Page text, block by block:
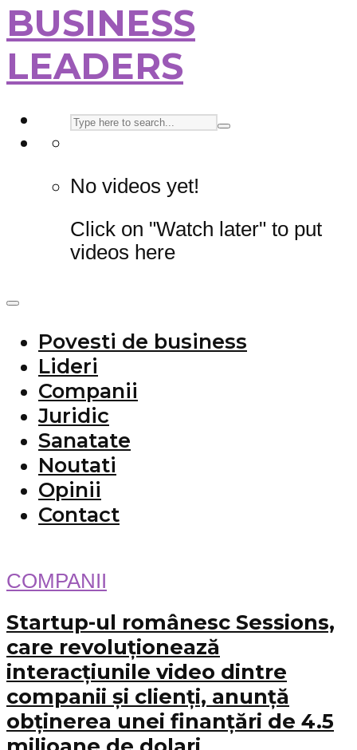
BUSINESS
LEADERS
No videos yet!
Click on "Watch later" to put
videos here
Povesti de business
Lideri
Companii
Juridic
Sanatate
Noutati
Opinii
Contact
COMPANII
Startup-ul românesc Sessions,
care revoluționează
interacțiunile video dintre
companii și clienți, anunță
obținerea unei finanțări de 4.5